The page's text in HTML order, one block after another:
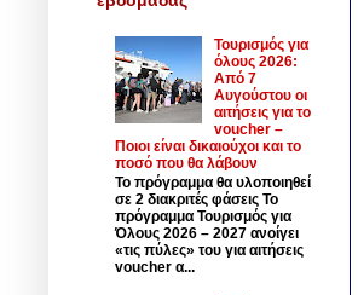
Τουρισμός για
όλους 2026:
Από 7
Αυγούστου οι
αιτήσεις για το
voucher –
Ποιοι είναι δικαιούχοι και το
ποσό που θα λάβουν
Το πρόγραμμα θα υλοποιηθεί
σε 2 διακριτές φάσεις Το
πρόγραμμα Τουρισμός για
Όλους 2026 – 2027 ανοίγει
«τις πύλες» του για αιτήσεις
voucher α...